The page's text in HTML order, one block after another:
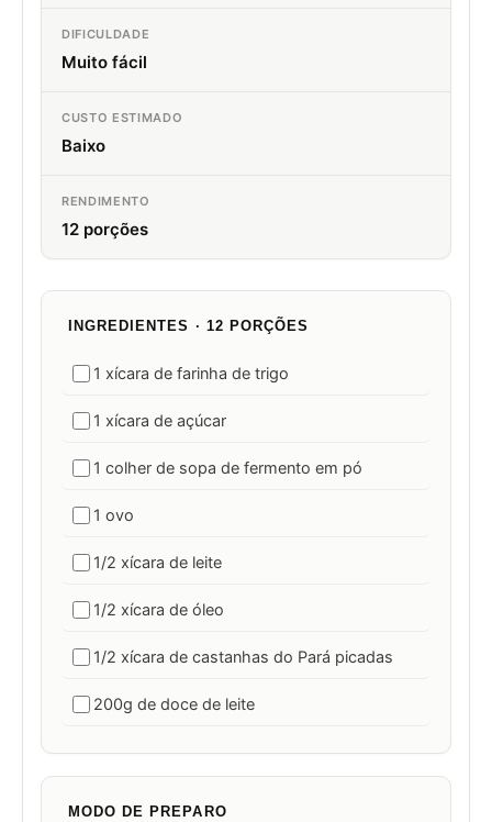
DIFICULDADE
Muito fácil
CUSTO ESTIMADO
Baixo
RENDIMENTO
12 porções
INGREDIENTES · 12 PORÇÕES
1 xícara de farinha de trigo
1 xícara de açúcar
1 colher de sopa de fermento em pó
1 ovo
1/2 xícara de leite
1/2 xícara de óleo
1/2 xícara de castanhas do Pará picadas
200g de doce de leite
MODO DE PREPARO